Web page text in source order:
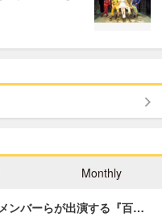
Monthly
ンバーらが出演する『百…